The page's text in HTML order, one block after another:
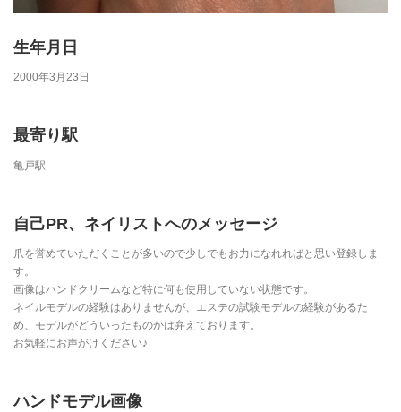
生年月日
2000年3月23日
最寄り駅
亀戸駅
自己PR、ネイリストへのメッセージ
爪を誉めていただくことが多いので少しでもお力になれればと思い登録しま
す。
画像はハンドクリームなど特に何も使用していない状態です。
ネイルモデルの経験はありませんが、エステの試験モデルの経験があるた
め、モデルがどういったものかは弁えております。
お気軽にお声がけください♪
ハンドモデル画像